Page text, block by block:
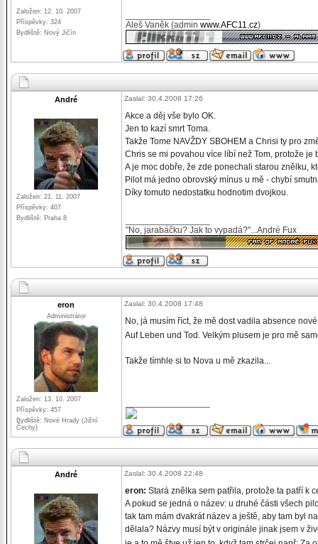
Založen: 12. 10. 2007
Příspěvky: 324
Bydliště: Nový Jičín
Aleš Vaněk (admin www.AFC11.cz)
André
Založen: 21. 11. 2007
Příspěvky: 407
Bydliště: Praha 8
Zaslal: 30.4.2008 17:26
Akce a děj vše bylo OK.
Jen to kazí smrt Toma.
Takže Tome NAVŽDY SBOHEM a Chrisi ty pro
Chris se mi povahou více líbí než Tom, protože
A je moc dobře, že zde ponechali starou znělku,
Pilot má jedno obrovský mínus u mě - chybí
Díky tomuto nedostatku hodnotim dvojkou.
"No, jarabáčku? Jak to vypadá?"...André Fux
eron
Administrátor
Založen: 13. 10. 2007
Příspěvky: 457
Bydliště: Nové Hrady (Jižní
Čechy)
Zaslal: 30.4.2008 17:48
No, já musím říct, že mě dost vadila absence
Auf Leben und Tod. Velkým plusem je pro mě
Takže tímhle si to Nova u mě zkazila...
André Zaslal: 30.4.2008 22:48
eron: Stará znělka sem patřila, protože ta patří k
A pokud se jedná o název: u druhé části všech
tak tam mám dvakrát název a ještě, aby tam byl
dělala? Názvy musí být v originále jinak jsem v